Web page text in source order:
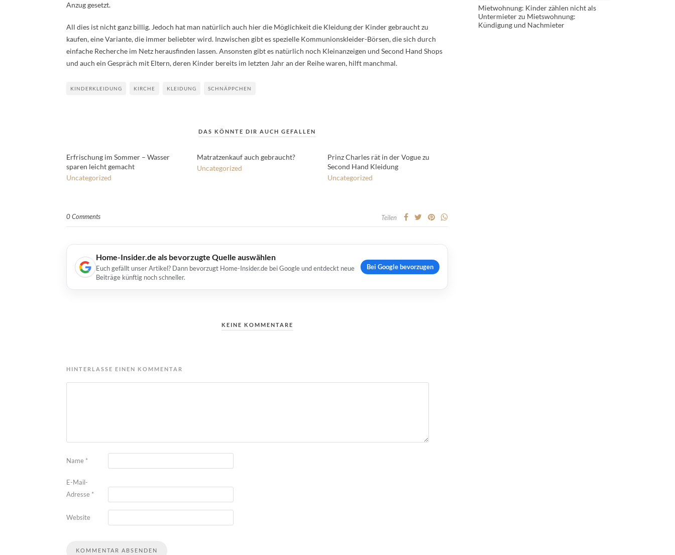
Anzug gesetzt.
All dies ist nicht ganz billig. Jedoch hat man natürlich auch hier die Möglichkeit die Kleidung der Kinder gebraucht zu
kaufen, eine Variante, die immer beliebter wird. Inzwischen gibt es spezielle Kommunionskleider-Börsen, die sich durch
einfache Recherche im Netz herausfinden lassen. Ansonsten gibt es natürlich noch Kleinanzeigen und Second Hand Shops
und auch ein Gespräch mit Eltern, deren Kinder bereits im letzten Jahr an der Reihe waren, hilft manchmal.
KINDERKLEIDUNG KIRCHE KLEIDUNG SCHNÄPPCHEN
DAS KÖNNTE DIR AUCH GEFALLEN
Erfrischung im Sommer – Wasser
sparen leicht gemacht
Uncategorized
Matratzenkauf auch gebraucht?
Uncategorized
Prinz Charles rät in der Vogue zu
Second Hand Kleidung
Uncategorized
0 Comments Teilen
Home-Insider.de als bevorzugte Quelle auswählen
Euch gefällt unser Artikel? Dann bevorzugt Home-Insider.de bei Google und entdeckt neue
Beiträge künftig noch schneller.
Bei Google bevorzugen
KEINE KOMMENTARE
HINTERLASSE EINEN KOMMENTAR
Name *
E-Mail-
Adresse *
Website
Mietwohnung: Kinder zählen nicht als
Untermieterzu Mietswohnung:
Kündigung und Nachmieter